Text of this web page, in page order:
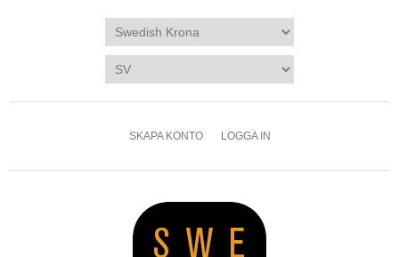
SKAPA KONTO LOGGA IN